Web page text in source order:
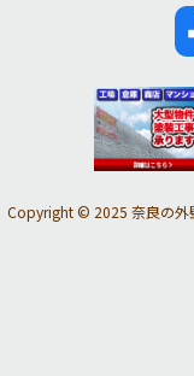
Copyright © 2025 奈良の外